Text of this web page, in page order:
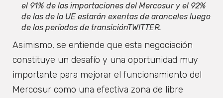
el 91% de las importaciones del Mercosur y el 92%
de las de la UE estarán exentas de aranceles luego
de los períodos de transiciónTWITTER.
Asimismo, se entiende que esta negociación
constituye un desafío y una oportunidad muy
importante para mejorar el funcionamiento del
Mercosur como una efectiva zona de libre